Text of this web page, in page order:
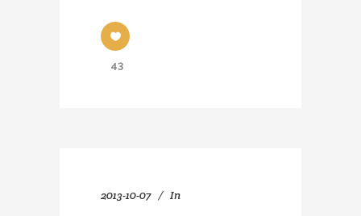
43
2013-10-07 In